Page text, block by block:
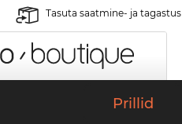
Tasuta saatmine- ja tagastus
Prillid